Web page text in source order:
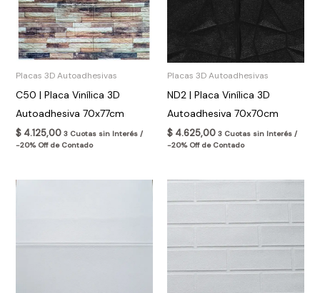
Placas 3D Autoadhesivas
C50 | Placa Vinílica 3D
Autoadhesiva 70x77cm
$4.125,00 3 Cuotas sin Interés /
-20% Off de Contado
Placas 3D Autoadhesivas
ND2 | Placa Vinílica 3D
Autoadhesiva 70x70cm
$ 4.625,00 3 Cuotas sin Interés /
-20% Off de Contado